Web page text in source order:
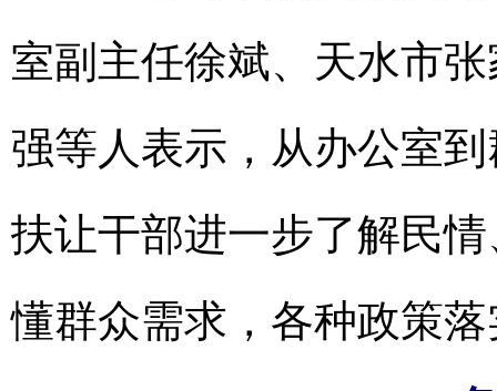
室副主任徐斌、天水市
强等人表示，从办公室
扶让干部进一步了解民
懂群众需求，各种政策